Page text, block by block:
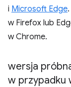
i Microsoft Edge
w Firefox lub
w Chrome.
wersja
w przypadku